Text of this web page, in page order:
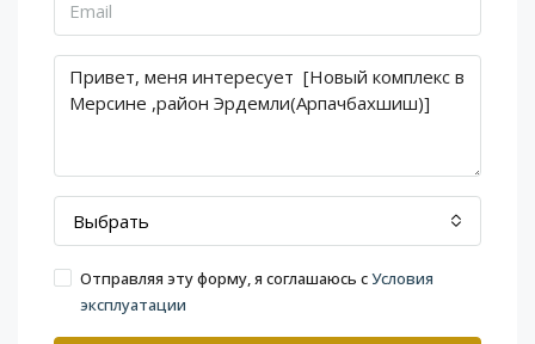
Выбрать
Отправляя эту форму, я соглашаюсь сУсловия
эксплуатации